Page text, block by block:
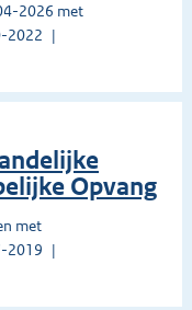
2026 met
2022
Opvang
met
2019